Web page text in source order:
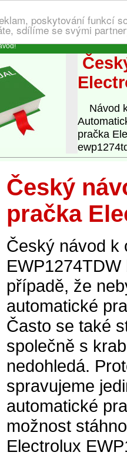
poskytování funkcí
sdílíme se svými
Návod k
pračka
Český
pračka
Český návod k
případě, že
automatické
Často se také
společně s
nedohledá.
spravujeme
automatické
možnost
Electrolux